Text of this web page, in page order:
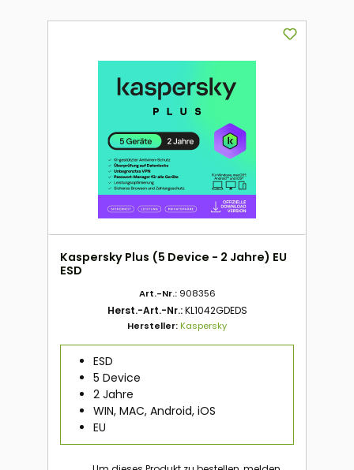
Kaspersky Plus (5 Device - 2 Jahre) EU
ESD
Art.-Nr.: 908356
Herst.-Art.-Nr.:KL1042GDEDS
Hersteller:Kaspersky
ESD
5 Device
2 Jahre
WIN, MAC, Android, iOS
EU